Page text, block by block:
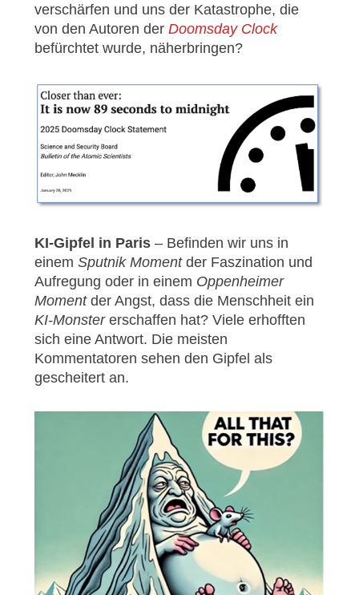
verschärfen und uns der Katastrophe, die
von den Autoren der Doomsday Clock
befürchtet wurde, näherbringen?
KI-Gipfel in Paris– Befinden wir uns in
einem Sputnik Momentder Faszination und
Aufregung oder in einem Oppenheimer
Momentder Angst, dass die Menschheit ein
KI-Monstererschaffen hat? Viele erhofften
sich eine Antwort. Die meisten
Kommentatoren sehen den Gipfel als
gescheitert an.